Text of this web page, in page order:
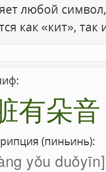
любой
как «кит», так
有朵音
(пиньинь):
yǒu duǒyīn